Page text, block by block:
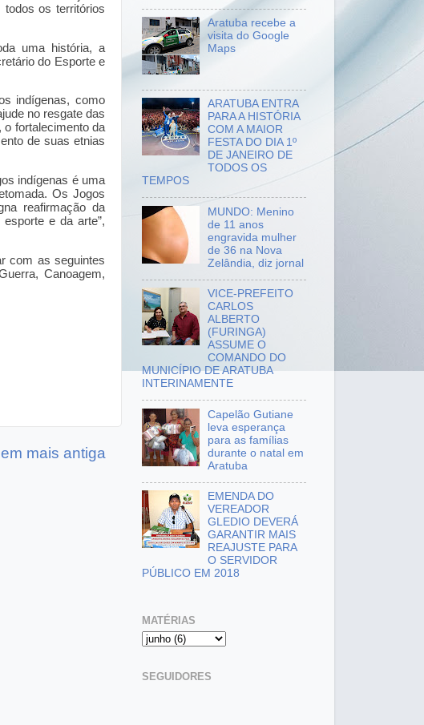
os territórios
uma história, a
do Esporte e
indígenas, como
no resgate das
o fortalecimento da
de suas etnias
indígenas é uma
Os Jogos
reafirmação da
e da arte”,
com as seguintes
Canoagem,
mais antiga
Aratuba recebe a
visita do Google
Maps
ARATUBA ENTRA
PARA A HISTÓRIA
COM A MAIOR
FESTA DO DIA 1º
DE JANEIRO DE
TODOS OS
TEMPOS
MUNDO: Menino
de 11 anos
engravida mulher
de 36 na Nova
Zelândia, diz jornal
VICE-PREFEITO
CARLOS
ALBERTO
(FURINGA)
ASSUME O
COMANDO DO
MUNICÍPIO DE ARATUBA
INTERINAMENTE
Capelão Gutiane
leva esperança
para as famílias
durante o natal em
Aratuba
EMENDA DO
VEREADOR
GLEDIO DEVERÁ
GARANTIR MAIS
REAJUSTE PARA
O SERVIDOR
PÚBLICO EM 2018
MATÉRIAS
SEGUIDORES